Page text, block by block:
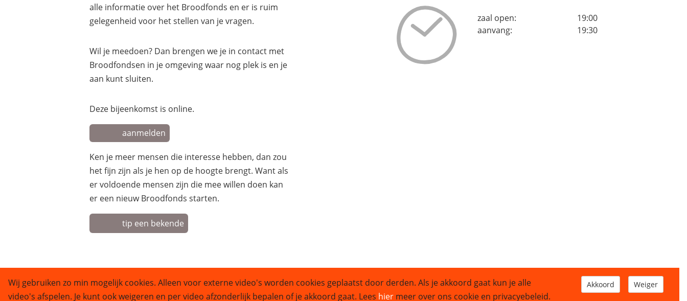
alle informatie over het Broodfonds en er is ruim
gelegenheid voor het stellen van je vragen.
Wil je meedoen? Dan brengen we je in contact met
Broodfondsen in je omgeving waar nog plek is en je
aan kunt sluiten.
Deze bijeenkomst is online.
aanmelden
Ken je meer mensen die interesse hebben, dan zou
het fijn zijn als je hen op de hoogte brengt. Want als
er voldoende mensen zijn die mee willen doen kan
er een nieuw Broodfonds starten.
tip een bekende
zaal open:
19:00
aanvang:
19:30
Wij gebruiken zo min mogelijk cookies. Alleen voor externe video's worden cookies geplaatst door derden. Als je akkoord gaat kun je alle
video's afspelen. Je kunt ook weigeren en per video afzonderlijk bepalen of je akkoord gaat. Lees hier meer over ons cookie en privacyebeleid.
Weiger
Akkoord